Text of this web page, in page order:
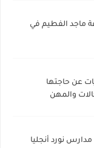
ماجد الفطيم في
عن حاجتها
والمهن
نورد أنجليا